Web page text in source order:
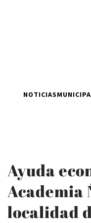
NOTICIAS
Ayuda
Academia
localidad